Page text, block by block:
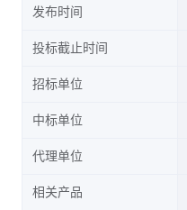
发布时间
投标截止时间
招标单位
中标单位
代理单位
相关产品